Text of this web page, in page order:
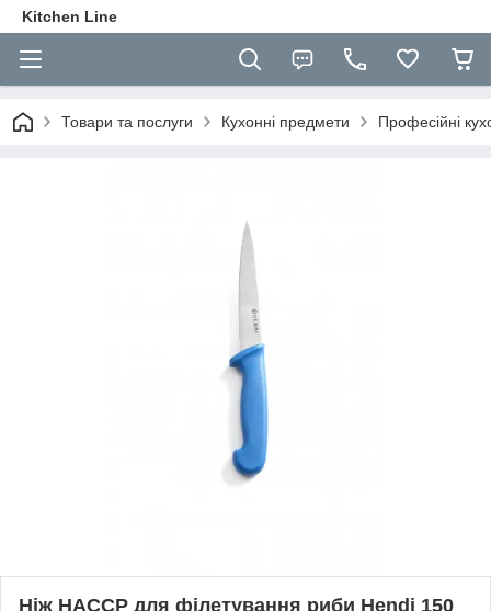
Kitchen Line
Товари та послуги Кухонні предмети Професійні
Ніж HACCP для філетування риби Hendi 150